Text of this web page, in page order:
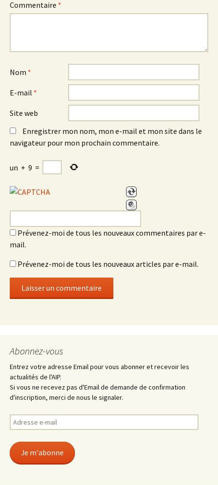
Commentaire *
Nom *
E-mail *
Site web
Enregistrer mon nom, mon e-mail et mon site dans le
navigateur pour mon prochain commentaire.
un + 9 =
Prévenez-moi de tous les nouveaux commentaires par e-
mail.
Prévenez-moi de tous les nouveaux articles par e-mail.
Abonnez-vous
Entrez votre adresse Email pour vous abonner et recevoir les
actualités de l'AIP.
Si vous ne recevez pas d'Email de demande de confirmation
d'inscription, merci de nous le signaler.
Adresse
e-
Je m'abonne